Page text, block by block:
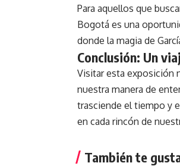
Para aquellos que
Bogotá es una
donde la magia de
Conclusión: Un
Visitar esta exposición
nuestra manera de
trasciende el tiempo y
en cada rincón de
También te